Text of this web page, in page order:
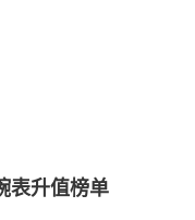
表升值榜单